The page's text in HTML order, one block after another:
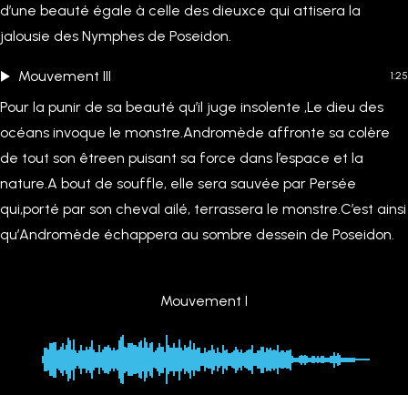
d’une beauté égale à celle des dieuxce qui attisera la
jalousie des Nymphes de Poseidon.
Mouvement III 1:25
Pour la punir de sa beauté qu’il juge insolente ,Le dieu des
océans invoque le monstre.Andromède affronte sa colère
de tout son êtreen puisant sa force dans l’espace et la
nature.A bout de souffle, elle sera sauvée par Persée
qui,porté par son cheval ailé, terrassera le monstre.C’est ainsi
qu’Andromède échappera au sombre dessein de Poseidon.
Mouvement I